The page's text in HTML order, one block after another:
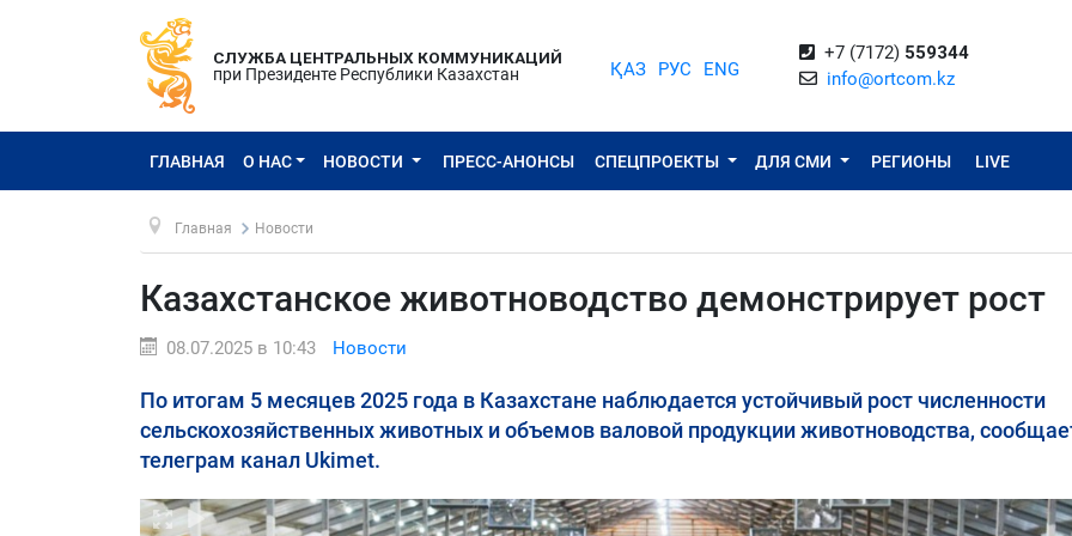
СЛУЖБА ЦЕНТРАЛЬНЫХ КОММУНИКАЦИЙ
при Президенте Республики Казахстан
ҚАЗ РУС ENG
+7 (7172) 559344
info@ortcom.kz
ГЛАВНАЯ О НАС НОВОСТИ ПРЕСС-АНОНСЫ СПЕЦПРОЕКТЫ ДЛЯ СМИ РЕГИОНЫ LIVE
Главная Новости
Казахстанское животноводство демонстрирует рост
08.07.2025 в 10:43 Новости
По итогам 5 месяцев 2025 года в Казахстане наблюдается устойчивый рост численности
сельскохозяйственных животных и объемов валовой продукции животноводства,
телеграм канал Ukimet.